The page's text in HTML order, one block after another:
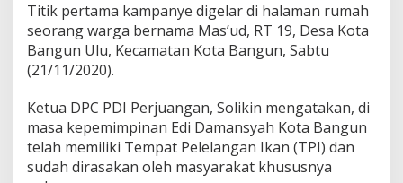
Titik pertama kampanye digelar di halaman rumah
seorang warga bernama Mas’ud, RT 19, Desa Kota
Bangun Ulu, Kecamatan Kota Bangun, Sabtu
(21/11/2020).
Ketua DPC PDI Perjuangan, Solikin mengatakan, di
masa kepemimpinan Edi Damansyah Kota Bangun
telah memiliki Tempat Pelelangan Ikan (TPI) dan
sudah dirasakan oleh masyarakat khususnya